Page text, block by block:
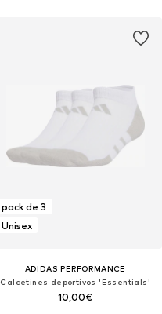
pack de 3
Unisex
ADIDAS PERFORMANCE
Calcetines deportivos 'Essentials'
10,00€